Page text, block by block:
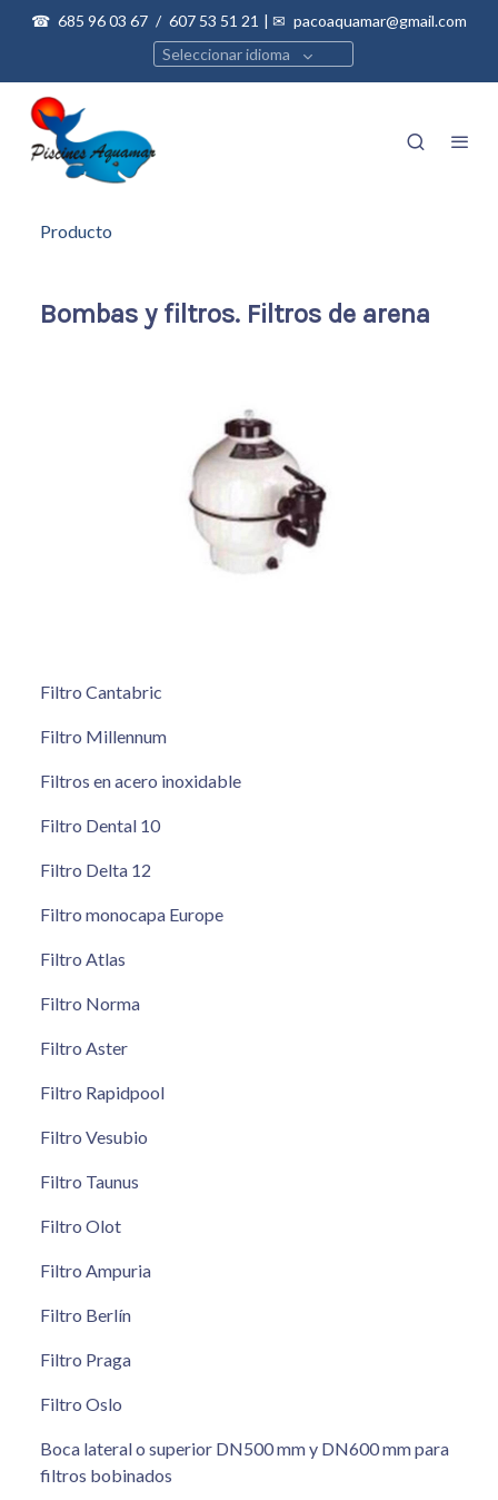
☎ 685 96 03 67 / 607 53 51 21 | ✉ pacoaquamar@gmail.com
Seleccionar idioma
Producto
Bombas y filtros. Filtros de arena
Filtro Cantabric
Filtro Millennum
Filtros en acero inoxidable
Filtro Dental 10
Filtro Delta 12
Filtro monocapa Europe
Filtro Atlas
Filtro Norma
Filtro Aster
Filtro Rapidpool
Filtro Vesubio
Filtro Taunus
Filtro Olot
Filtro Ampuria
Filtro Berlín
Filtro Praga
Filtro Oslo
Boca lateral o superior DN500 mm y DN600 mm para
filtros bobinados